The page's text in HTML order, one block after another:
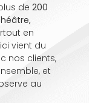
de 200
en
vient du
nos clients,
et
au